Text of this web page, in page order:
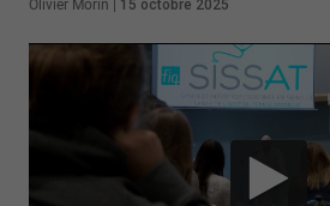
Olivier Morin 15 octobre 2025